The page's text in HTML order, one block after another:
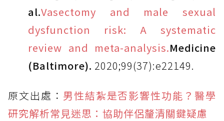
al.Vasectomy and male sexual
dysfunction risk: A systematic
review and meta-analysis.Medicine
(Baltimore). 2020;99(37):e22149.
原文出處： 男性結紮是否影響性功能？醫學
研究解析常見迷思：協助伴侶釐清關鍵疑慮